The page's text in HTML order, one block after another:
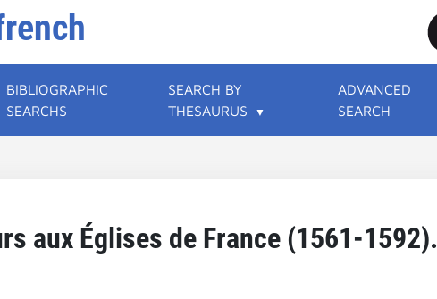
BIBLIOGRAPHIC
SEARCHS
SEARCH BY
THESAURUS
ADVANCED
SEARCH
aux Églises de France (1561-1592).